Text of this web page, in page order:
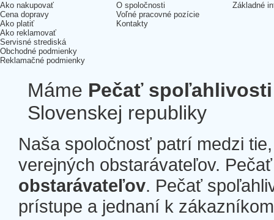
Ako nakupovať
Cena dopravy
Ako platiť
Ako reklamovať
Servisné strediská
Obchodné podmienky
Reklamačné podmienky
O spoločnosti
Voľné pracovné pozície
Kontakty
Základné
Máme Pečať spoľahlivosti
Slovenskej republiky
Naša spoločnosť patrí medzi
verejných obstarávateľov.
obstarávateľov. Pečať
prístupe a jednaní k